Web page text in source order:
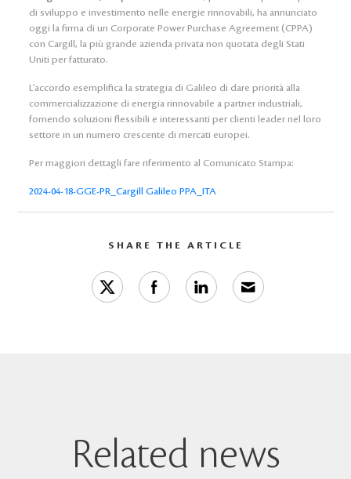
di sviluppo e investimento nelle energie rinnovabili, ha annunciato
oggi la firma di un Corporate Power Purchase Agreement (CPPA)
con Cargill, la più grande azienda privata non quotata degli Stati
Uniti per fatturato.
L’accordo esemplifica la strategia di Galileo di dare priorità alla
commercializzazione di energia rinnovabile a partner industriali,
fornendo soluzioni flessibili e interessanti per clienti leader nel loro
settore in un numero crescente di mercati europei.
Per maggiori dettagli fare riferimento al Comunicato Stampa:
2024-04-18-GGE-PR_Cargill Galileo PPA_ITA
SHARE THE ARTICLE
Related news